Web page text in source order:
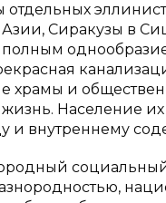
отдельных
Сиракузы в
храмы и
Население
и внутреннему